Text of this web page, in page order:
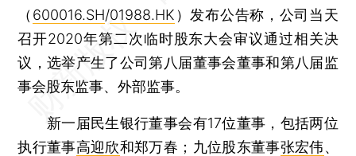
（ 600016.SH/01988.HK ）发布公告称，公司当天
召开2020年第二次临时股东大会审议通过相关决
议，选举产生了公司第八届董事会董事和第八届监
事会股东监事、外部监事。
新一届民生银行董事会有17位董事，包括两位
执行董事高迎欣和郑万春；九位股东董事张宏伟、